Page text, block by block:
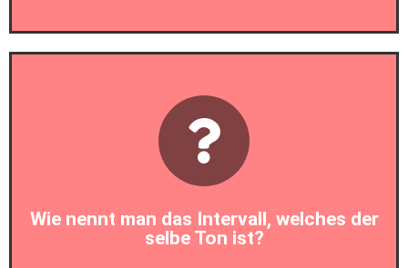
Wie nennt man das Intervall, welches der
selbe Ton ist?
Prim